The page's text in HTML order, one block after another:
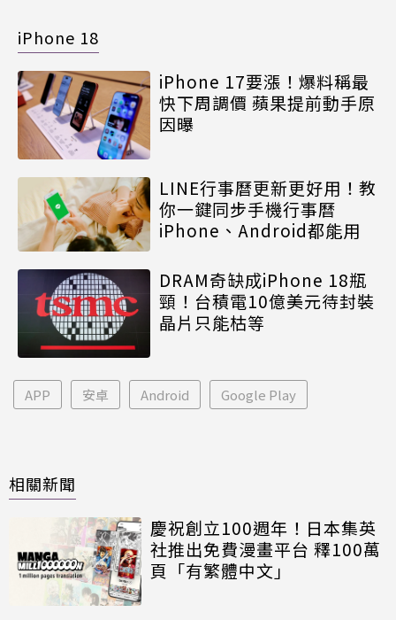
iPhone 18
iPhone 17要漲！爆料稱最
快下周調價 蘋果提前動手原
因曝
LINE行事曆更新更好用！教
你一鍵同步手機行事曆
iPhone、Android都能用
DRAM奇缺成iPhone 18瓶
頸！台積電10億美元待封裝
晶片只能枯等
APP 安卓 Android Google Play
相關新聞
慶祝創立100週年！日本集英
社推出免費漫畫平台 釋100萬
頁「有繁體中文」